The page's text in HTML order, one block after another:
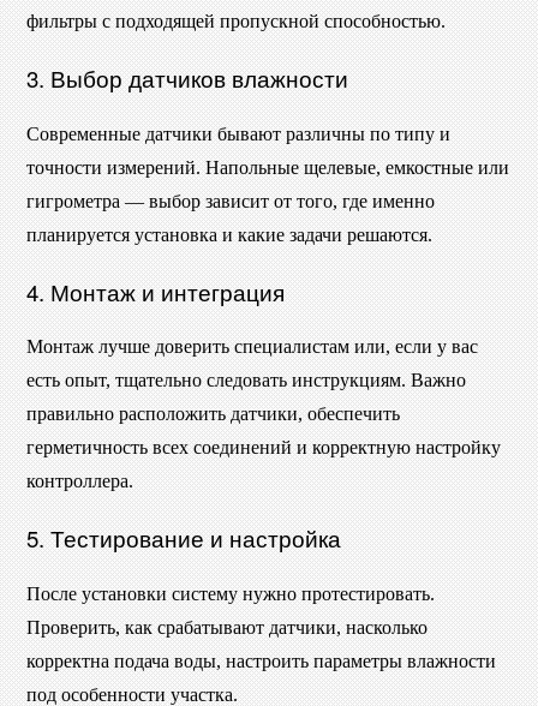
фильтры с подходящей пропускной способностью.
3. Выбор датчиков влажности
Современные датчики бывают различны по типу и
точности измерений. Напольные щелевые, емкостные или
гигрометра — выбор зависит от того, где именно
планируется установка и какие задачи решаются.
4. Монтаж и интеграция
Монтаж лучше доверить специалистам или, если у вас
есть опыт, тщательно следовать инструкциям. Важно
правильно расположить датчики, обеспечить
герметичность всех соединений и корректную настройку
контроллера.
5. Тестирование и настройка
После установки систему нужно протестировать.
Проверить, как срабатывают датчики, насколько
корректна подача воды, настроить параметры влажности
под особенности участка.